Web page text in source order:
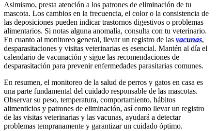
Asimismo, presta atención a los patrones de eliminación de tu
mascota. Los cambios en la frecuencia, el color o la consistencia de
las deposiciones pueden indicar trastornos digestivos o problemas
alimentarios. Si notas alguna anomalía, consulta con tu veterinario.
En cuanto al monitoreo general, llevar un registro de las vacunas,
desparasitaciones y visitas veterinarias es esencial. Mantén al día el
calendario de vacunación y sigue las recomendaciones de
desparasitación para prevenir enfermedades parasitarias comunes.
En resumen, el monitoreo de la salud de perros y gatos en casa es
una parte fundamental del cuidado responsable de las mascotas.
Observar su peso, temperatura, comportamiento, hábitos
alimenticios y patrones de eliminación, así como llevar un registro
de las visitas veterinarias y las vacunas, ayudará a detectar
problemas tempranamente y garantizar un cuidado óptimo.